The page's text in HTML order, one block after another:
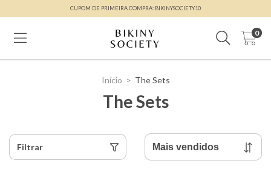
CUPOM DE PRIMEIRA COMPRA: BIKINYSOCIETY10
0
Início > The Sets
The Sets
Filtrar